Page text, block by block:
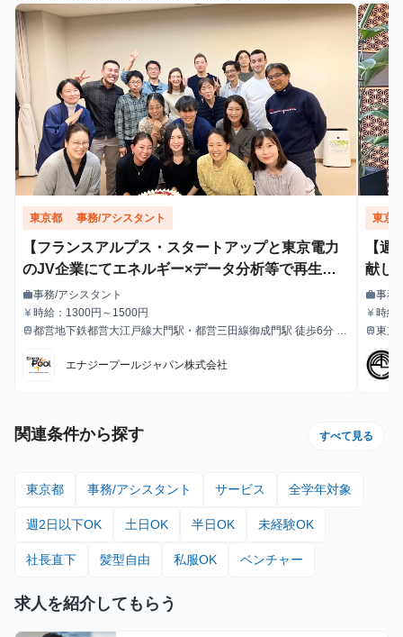
東京都 事務/アシスタント
【フランスアルプス・スタートアップと東京電力
のJV企業にてエネルギー×データ分析等で再生可
能エネルギー主力電源化に挑む！】フィールドス
タッフ・アシスタントインターン募集 グロ
ーバル且つフラットな職場環境でのコミュニケー
ションスキルの向上機会も図ることができます 残
業ほぼなし／大手電力会社と提携／リモート勤務
職種
work事務/アシスタント
給与
currency_yen 時給：1300円～1500円
最寄駅
train都営地下鉄都営大江戸線大門駅・都営三田線御成門駅 徒歩6分
エナジープールジャパン株式会社
東京
【
献し
職種
work事務
給与
currency_yen 時給
最寄駅
train東京
関連条件から探す すべて見る
東京都 事務/アシスタント サービス 全学年対象
週2日以下OK 土日OK 半日OK 未経験OK
社長直下 髪型自由 私服OK ベンチャー
求人を紹介してもらう